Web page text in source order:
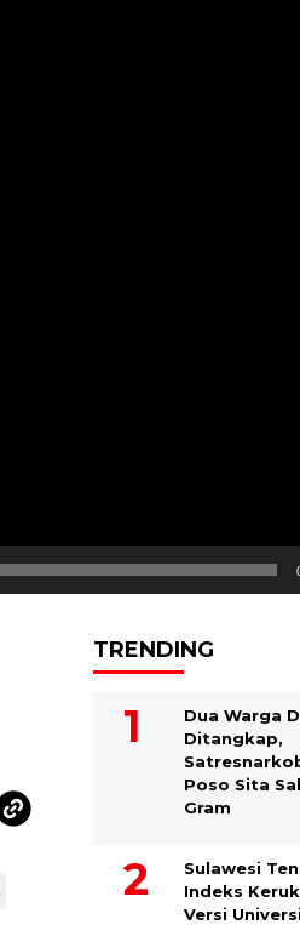
TRENDING
Dua Warga
Ditangkap,
Poso Sita
Gram
Sulawesi
Indeks
Versi